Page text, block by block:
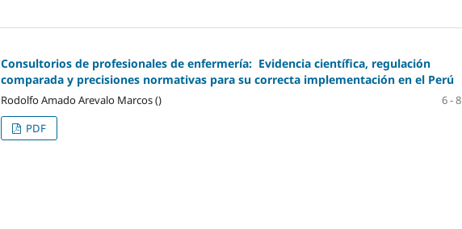
Consultorios de profesionales de enfermería: Evidencia científica, regulación
comparada y precisiones normativas para su correcta implementación en el Perú
Rodolfo Amado Arevalo Marcos ()
6 - 8
PDF